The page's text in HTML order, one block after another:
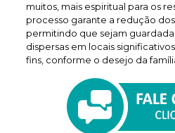
muitos, mais espiritual para os
processo garante a redução
permitindo que sejam
dispersas em locais
fins, conforme o desejo da